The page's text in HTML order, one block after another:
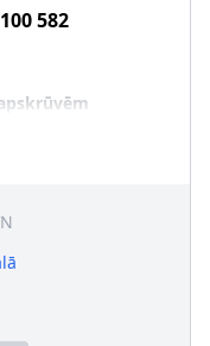
100 582